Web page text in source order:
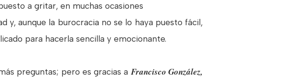
a gritar, en muchas ocasiones
y, aunque la burocracia no se lo haya puesto fácil,
para hacerla sencilla y emocionante.
preguntas; pero es gracias a Francisco González,